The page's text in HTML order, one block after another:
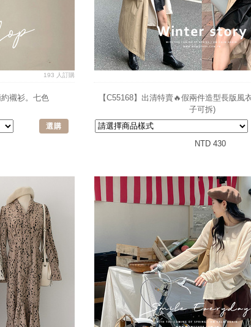
193 人訂購
約襯衫。七色
選購
【C55168】出清特賣🔥假兩件造型長版風
子可拆)
NTD 430